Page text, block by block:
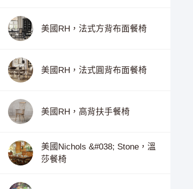
美國RH，法式方背布面餐椅
美國RH，法式圓背布面餐椅
美國RH，高背扶手餐椅
美國Nichols &#038; Stone，溫
莎餐椅